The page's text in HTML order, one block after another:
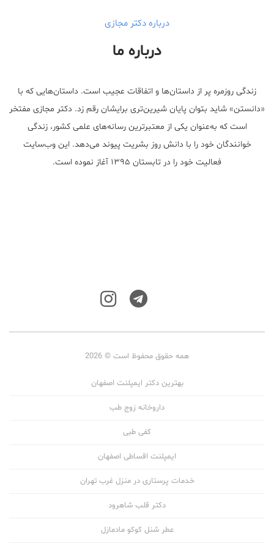
درباره دکتر مجازی
درباره ما
زندگی روزمره پر از داستان‌ها و اتفاقات عجیب است. داستان‌هایی که با
«دانستن» شاید بتوان پایان شیرین‌تری برایشان رقم زد. دکتر مجازی مفتخر
است که به‌عنوان یکی از معتبر‌ترین رسانه‌های علمی کشور، زندگی
خوانندگان خود را با دانش روز بشریت پیوند می‌دهد. این وب‌سایت
فعالیت خود را در تابستان ۱۳۹۵ آغاز نموده است.
همه حقوق محفوظ است © 2026
بهترین دکتر ایمپلنت اصفهان
داروخانه زوج طب
کفی طبی
ایمپلنت اقساطی اصفهان
خدمات پرستاری در منزل غرب تهران
دکتر قلب شاهرود
عطر شنل کوکو مادمازل